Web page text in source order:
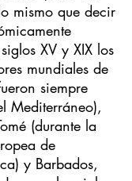
mismo que decir
XV y XIX los
mundiales de
siempre
Mediterráneo),
(durante la
de
y Barbados,